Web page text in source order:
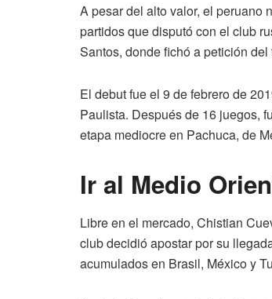
A pesar del alto valor, el peruano
partidos que disputó con el club
Santos, donde fichó a petición
El debut fue el 9 de febrero de
Paulista. Después de 16 juegos,
etapa mediocre en Pachuca, de
Ir al Medio
Libre en el mercado, Chistian
club decidió apostar por su
acumulados en Brasil, México y